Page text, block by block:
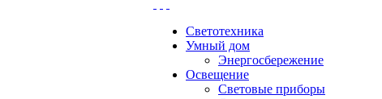
Светотехника
Умный дом
Энергосбережение
Освещение
Световые приборы